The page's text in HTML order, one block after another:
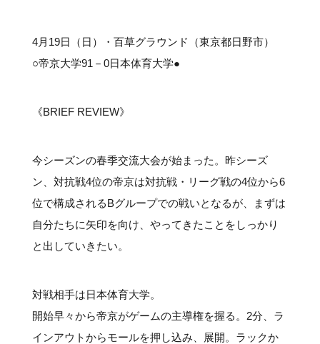
4月19日（日）・百草グラウンド（東京都日野市）
○帝京大学91－0日本体育大学●
《BRIEF REVIEW》
今シーズンの春季交流大会が始まった。昨シーズ
ン、対抗戦4位の帝京は対抗戦・リーグ戦の4位から6
位で構成されるBグループでの戦いとなるが、まずは
自分たちに矢印を向け、やってきたことをしっかり
と出していきたい。
対戦相手は日本体育大学。
開始早々から帝京がゲームの主導権を握る。2分、ラ
インアウトからモールを押し込み、展開。ラックか